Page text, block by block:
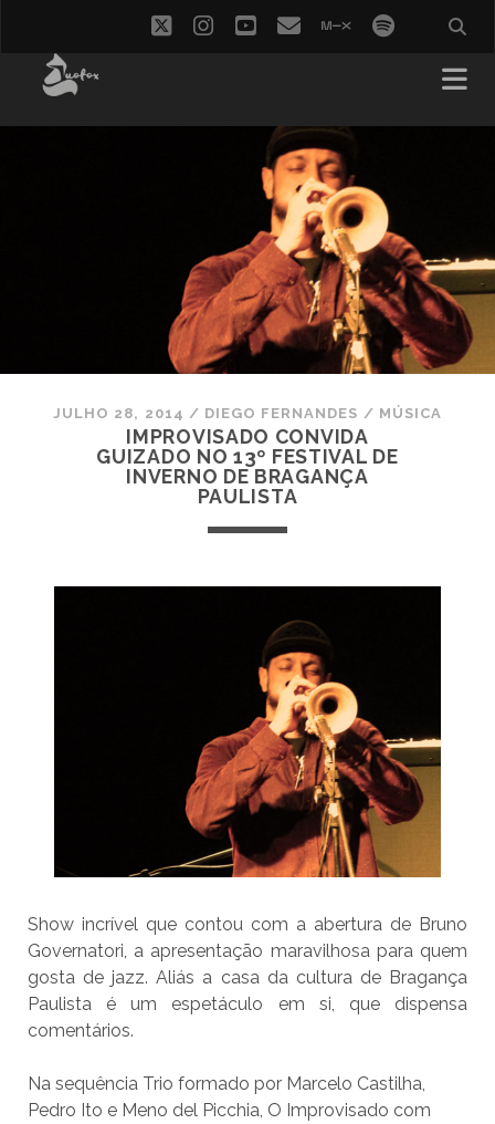
twitterinstagram
youtube
emailmixcloud
spotify
JULHO 28, 2014 / DIEGO FERNANDES / MÚSICA
IMPROVISADO CONVIDA
GUIZADO NO 13º FESTIVAL DE
INVERNO DE BRAGANÇA
PAULISTA
Show incrível que contou com a abertura de Bruno
Governatori, a apresentação maravilhosa para quem
gosta de jazz. Aliás a casa da cultura de Bragança
Paulista é um espetáculo em si, que dispensa
comentários.
Na sequência Trio formado por Marcelo Castilha,
Pedro Ito e Meno del Picchia, O Improvisado com